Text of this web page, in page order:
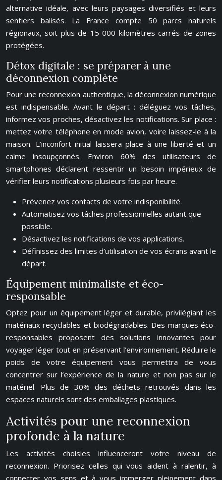
alternative idéale, avec leurs paysages diversifiés et leurs
sentiers balisés. La France compte 50 parcs naturels
régionaux, soit plus de 15 000 kilomètres carrés de zones
protégées.
Détox digitale : se préparer à une
déconnexion complète
Pour une reconnexion authentique, la déconnexion numérique
est indispensable. Avant le départ : déléguez vos tâches,
informez vos proches, désactivez les notifications. Sur place :
mettez votre téléphone en mode avion, voire laissez-le à la
maison. L’inconfort initial laissera place à une liberté et un
calme insoupçonnés. Environ 60% des utilisateurs de
smartphones déclarent ressentir un besoin impérieux de
vérifier leurs notifications plusieurs fois par heure.
Prévenez vos contacts de votre indisponibilité.
Automatisez vos tâches professionnelles autant que
possible.
Désactivez les notifications de vos applications.
Définissez des limites d’utilisation de vos écrans avant le
départ.
Équipement minimaliste et éco-
responsable
Optez pour un équipement léger et durable, privilégiant les
matériaux recyclables et biodégradables. Des marques éco-
responsables proposent des solutions innovantes pour
voyager léger tout en préservant l’environnement. Réduire le
poids de votre équipement vous permettra de vous
concentrer sur l’expérience de la nature et non pas sur le
matériel. Plus de 30% des déchets retrouvés dans les
espaces naturels sont des emballages plastiques.
Activités pour une reconnexion
profonde à la nature
Les activités choisies influenceront votre niveau de
reconnexion. Priorisez celles qui vous aident à ralentir, à
connecter vos sens et à vous immerger pleinement dans